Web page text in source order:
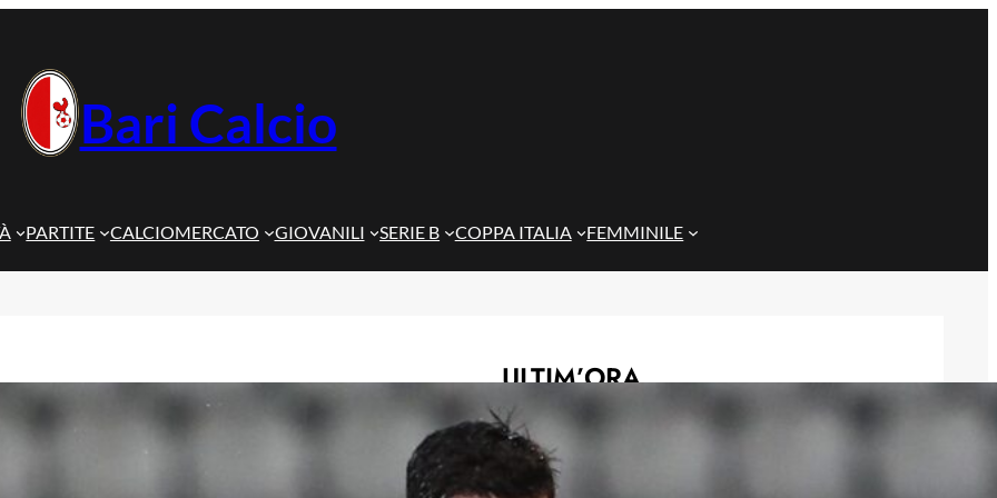
Bari Calcio
PARTITE CALCIOMERCATO GIOVANILI SERIE B COPPA ITALIA FEMMINILE
ULTIM’ORA
Gazzi e il legame con Bari: “Sempre
29 Maggio 2026